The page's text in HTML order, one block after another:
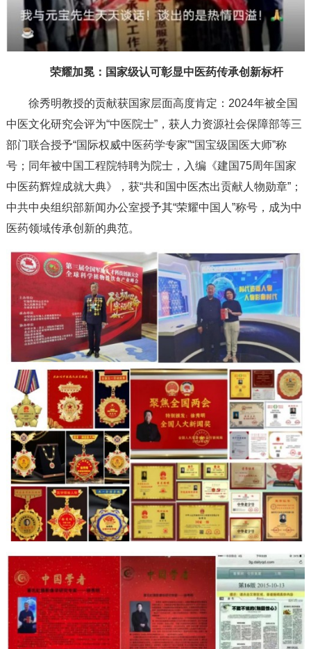
荣耀加冕：国家级认可彰显中医药传承创新标杆
徐秀明教授的贡献获国家层面高度肯定：2024年被全国
中医文化研究会评为“中医院士”，获人力资源社会保障部等三
部门联合授予“国际权威中医药学专家”“国宝级国医大师”称
号；同年被中国工程院特聘为院士，入编《建国75周年国家
中医药辉煌成就大典》，获“共和国中医杰出贡献人物勋章”；
中共中央组织部新闻办公室授予其“荣耀中国人”称号，成为中
医药领域传承创新的典范。